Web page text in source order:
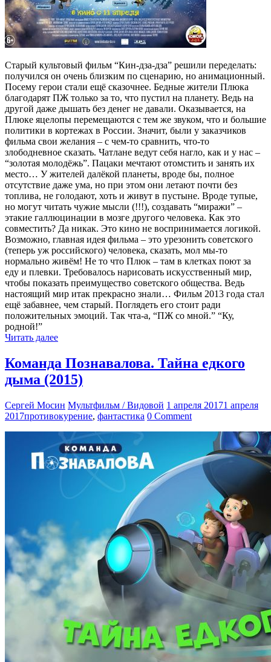
Старый культовый фильм “Кин-дза-дза” решили переделать:
получился он очень близким по сценарию, но анимационный.
Посему герои стали ещё сказочнее. Бедные жители Плюка
благодарят ПЖ только за то, что пустил на планету. Ведь на
другой даже дышать без денег не давали. Оказывается, на
Плюке яцелопы перемещаются с тем же звуком, что и большие
политики в кортежах в России. Значит, были у заказчиков
фильма свои желания – с чем-то сравнить, что-то
злободневное сказать. Чатлане ведут себя нагло, как и у нас –
“золотая молодёжь”. Пацаки мечтают отомстить и занять их
место… У жителей далёкой планеты, вроде бы, полное
отсутствие даже ума, но при этом они летают почти без
топлива, не голодают, хоть и живут в пустыне. Вроде тупые,
но могут читать чужие мысли (!!!), создавать “миражи” –
этакие галлюцинации в мозге другого человека. Как это
совместить? Да никак. Это кино не воспринимается логикой.
Возможно, главная идея фильма – это урезонить советского
(теперь уж российского) человека, сказать, мол мы-то
нормально живём! Не то что Плюк – там в клетках поют за
еду и плевки. Требовалось нарисовать искусственный мир,
чтобы показать преимущество советского общества. Ведь
настоящий мир итак прекрасно знали… Фильм 2013 года стал
ещё забавнее, чем старый. Поглядеть его стоит ради
положительных эмоций. Так чта-а, “ПЖ со мной.” “Ку,
родной!”
Читать далее
Команда Познавалова. Тайна едкого
дыма (2015)
Сергей Мосин Мультфильм / Видовой 1 апреля 20171 апреля
2017противокурение, фантастика 0 Comment